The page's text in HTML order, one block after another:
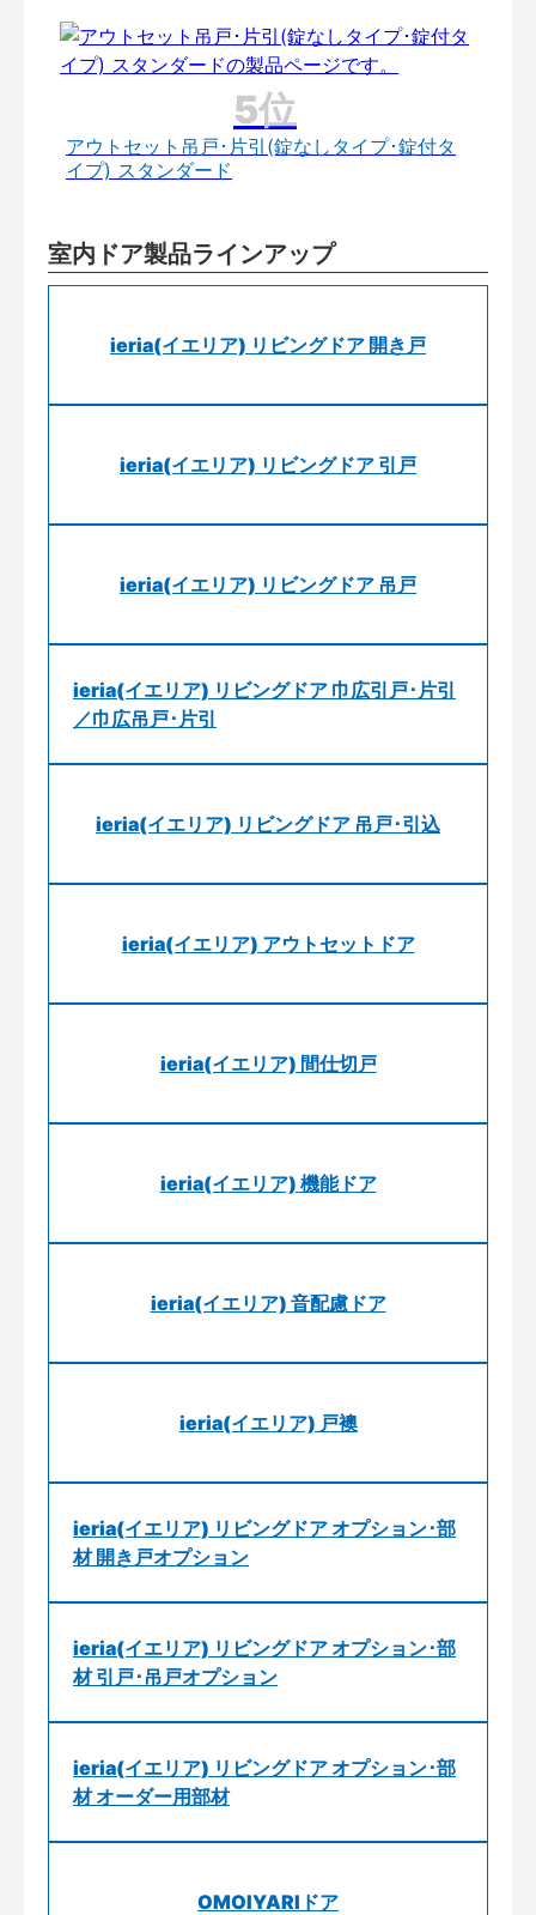
アウトセット吊戸･片引(錠なしタイプ･錠付タ
イプ) スタンダード
室内ドア製品ラインアップ
ieria(イエリア) リビングドア 開き戸
ieria(イエリア) リビングドア 引戸
ieria(イエリア) リビングドア 吊戸
ieria(イエリア) リビングドア 巾広引戸･片引
／巾広吊戸･片引
ieria(イエリア) リビングドア 吊戸･引込
ieria(イエリア) アウトセットドア
ieria(イエリア) 間仕切戸
ieria(イエリア) 機能ドア
ieria(イエリア) 音配慮ドア
ieria(イエリア) 戸襖
ieria(イエリア) リビングドア オプション･部
材 開き戸オプション
ieria(イエリア) リビングドア オプション･部
材 引戸･吊戸オプション
ieria(イエリア) リビングドア オプション･部
材 オーダー用部材
OMOIYARIドア